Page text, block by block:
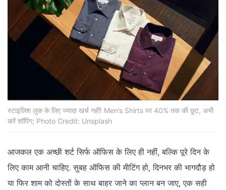
स्टाइलिश लुक के लिए ज्यादा खर्च नहीं! Men’s Shirts पर 40% तक की छूट, अभी
करें शॉपिंग; Photo Credit: Unsplash
आजकल एक अच्छी शर्ट सिर्फ ऑफिस के लिए ही नहीं, बल्कि पूरे दिन के
लिए काम आनी चाहिए. सुबह ऑफिस की मीटिंग हो, दिनभर की भागदौड़ हो
या फिर शाम को दोस्तों के साथ बाहर जाने का प्लान बन जाए, एक सही